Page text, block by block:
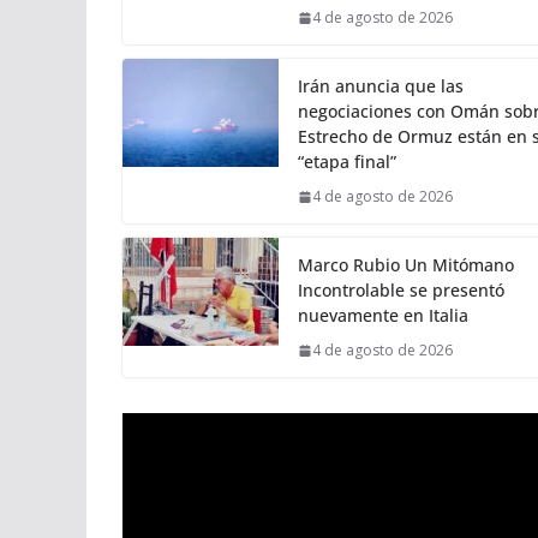
4 de agosto de 2026
Irán anuncia que las
negociaciones con Omán
Estrecho de Ormuz están en
“etapa final”
4 de agosto de 2026
Marco Rubio Un Mitómano
Incontrolable se presentó
nuevamente en Italia
4 de agosto de 2026